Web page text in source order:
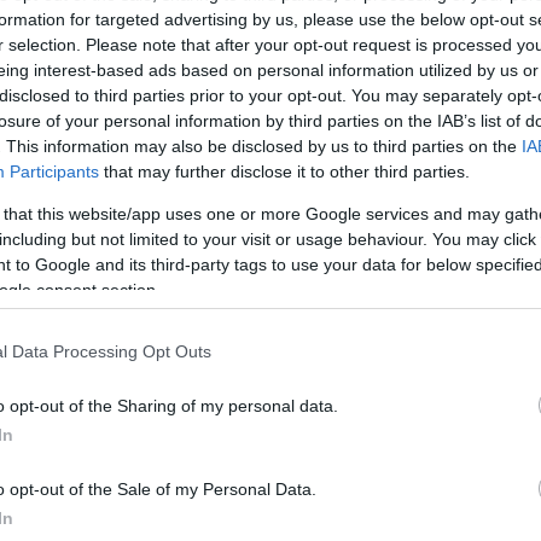
for targeted advertising by us, please use the below opt-out
selection. Please note that after your opt-out request is processed
interest-based ads based on personal information utilized by us
to third parties prior to your opt-out. You may separately
of your personal information by third parties on the IAB’s list of
This information may also be disclosed by us to third parties on the
Participants that may further disclose it to other third parties.
that this website/app uses one or more Google services and may
but not limited to your visit or usage behaviour. You may
to Google and its third-party tags to use your data for below
consent section.
Data Processing Opt Outs
opt-out of the Sharing of my personal data.
opt-out of the Sale of my Personal Data.
μειωμένη πιθανότητα κατά 33% να παίρνουν
(αγχολυτικά, αντικαταθλιπτικά, υπνωτικά),
πιθανότητα να παίρνουν φάρμακα κατά
κατά του άσθματος.
ΔΙΑΦΗΜΙΣΗ